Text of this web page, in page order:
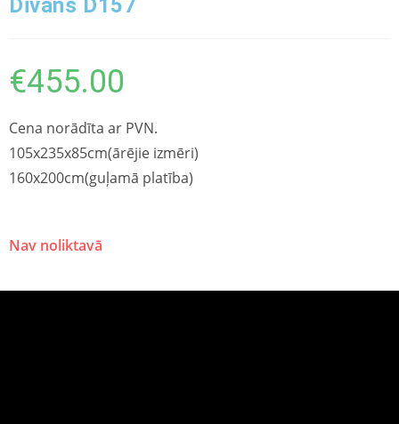
Dīvāns D157
€455.00
Cena norādīta ar PVN.
105x235x85cm(ārējie izmēri)
160x200cm(guļamā platība)
Nav noliktavā